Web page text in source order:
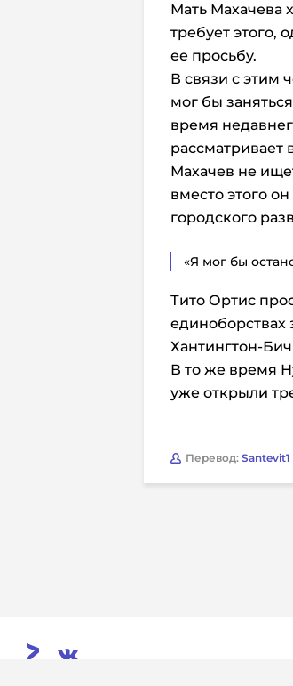
Мать Махачева
требует этого,
ее просьбу.
В связи с этим
мог бы
время
рассматривает
Махачев не
вместо этого
городского
«Я мог бы
Тито Ортис
единоборствах
Хантингтон-
В то же время
уже открыли
Перевод: Santevit1